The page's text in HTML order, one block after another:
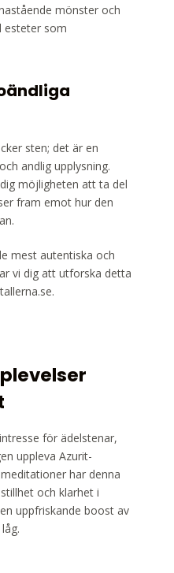
mönster och
esteter som
sten; det är en
andlig upplysning.
möjligheten att ta del
fram emot hur den
mest autentiska och
vi dig att utforska detta
för ädelstenar,
uppleva Azurit-
har denna
och klarhet i
uppfriskande boost av